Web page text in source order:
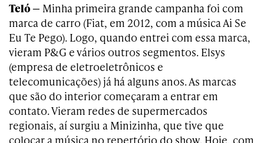
Teló — Minha primeira grande campanha foi com
marca de carro (Fiat, em 2012, com a música Ai Se
Eu Te Pego). Logo, quando entrei com essa marca,
vieram P&G e vários outros segmentos. Elsys
(empresa de eletroeletrônicos e
telecomunicações) já há alguns anos. As marcas
que são do interior começaram a entrar em
contato. Vieram redes de supermercados
regionais, aí surgiu a Minizinha, que tive que
colocar a música no repertório do show. Hoje, com